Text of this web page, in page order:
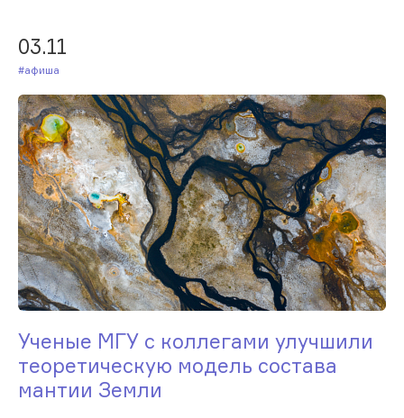
03.11
#Афиша
Ученые МГУ с коллегами улучшили
теоретическую модель состава
мантии Земли